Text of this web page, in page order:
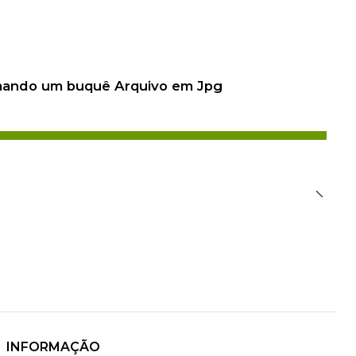
um buquê Arquivo em Jpg
INFORMAÇÃO